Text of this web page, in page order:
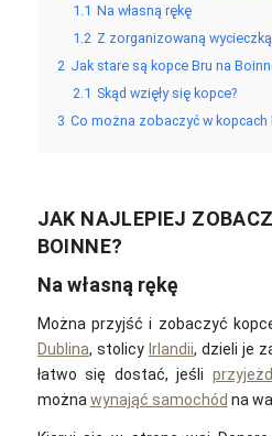
1.1 Na własną rękę
1.2 Z zorganizowaną wycieczką
2 Jak stare są kopce Bru na
2.1 Skąd wzięły się kopce?
3 Co można zobaczyć w kopcach
JAK NAJLEPIEJ
BOINNE?
Na własną rękę
Można przyjść i zobaczyć
Dublina, stolicy Irlandii, dzieli je
łatwo się dostać, jeśli
można wynająć samochód na